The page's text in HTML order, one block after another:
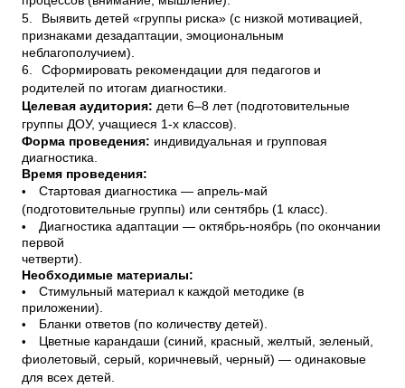
5.
Выявить детей «группы риска» (с низкой мотивацией,
признаками дезадаптации, эмоциональным
неблагополучием).
6.
Сформировать рекомендации для педагогов и
родителей по итогам диагностики.
Целевая аудитория: дети 6–8 лет (подготовительные
группы ДОУ, учащиеся 1-х классов).
Форма проведения: индивидуальная и групповая
диагностика.
Время проведения:
•
Стартовая диагностика — апрель-май
(подготовительные группы) или сентябрь (1 класс).
•
Диагностика адаптации — октябрь-ноябрь (по окончании
первой
четверти).
Необходимые материалы:
•
Стимульный материал к каждой методике (в
приложении).
•
Бланки ответов (по количеству детей).
•
Цветные карандаши (синий, красный, желтый, зеленый,
фиолетовый, серый, коричневый, черный) — одинаковые
для всех детей.